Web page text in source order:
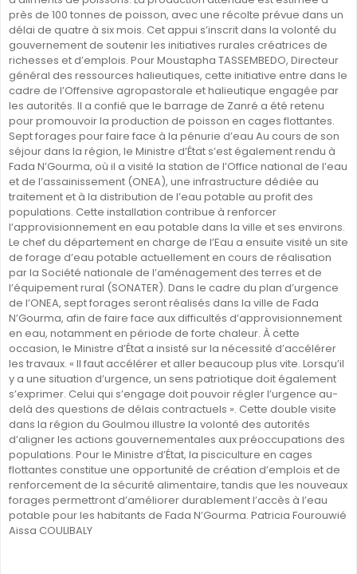
près de 100 tonnes de poisson, avec une récolte prévue dans un
délai de quatre à six mois. Cet appui s’inscrit dans la volonté du
gouvernement de soutenir les initiatives rurales créatrices de
richesses et d’emplois. Pour Moustapha TASSEMBEDO, Directeur
général des ressources halieutiques, cette initiative entre dans le
cadre de l’Offensive agropastorale et halieutique engagée par
les autorités. Il a confié que le barrage de Zanré a été retenu
pour promouvoir la production de poisson en cages flottantes.
Sept forages pour faire face à la pénurie d’eau Au cours de son
séjour dans la région, le Ministre d’État s’est également rendu à
Fada N’Gourma, où il a visité la station de l’Office national de l’eau
et de l’assainissement (ONEA), une infrastructure dédiée au
traitement et à la distribution de l’eau potable au profit des
populations. Cette installation contribue à renforcer
l’approvisionnement en eau potable dans la ville et ses environs.
Le chef du département en charge de l’Eau a ensuite visité un site
de forage d’eau potable actuellement en cours de réalisation
par la Société nationale de l’aménagement des terres et de
l’équipement rural (SONATER). Dans le cadre du plan d’urgence
de l’ONEA, sept forages seront réalisés dans la ville de Fada
N’Gourma, afin de faire face aux difficultés d’approvisionnement
en eau, notamment en période de forte chaleur. À cette
occasion, le Ministre d’État a insisté sur la nécessité d’accélérer
les travaux. « Il faut accélérer et aller beaucoup plus vite. Lorsqu’il
y a une situation d’urgence, un sens patriotique doit également
s’exprimer. Celui qui s’engage doit pouvoir régler l’urgence au-
delà des questions de délais contractuels ». Cette double visite
dans la région du Goulmou illustre la volonté des autorités
d’aligner les actions gouvernementales aux préoccupations des
populations. Pour le Ministre d’État, la pisciculture en cages
flottantes constitue une opportunité de création d’emplois et de
renforcement de la sécurité alimentaire, tandis que les nouveaux
forages permettront d’améliorer durablement l’accès à l’eau
potable pour les habitants de Fada N’Gourma. Patricia Fourouwié
Aissa COULIBALY